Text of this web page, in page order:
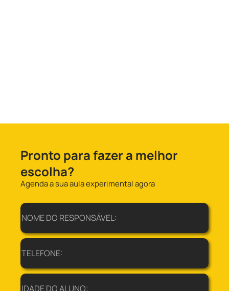
Pronto para fazer a melhor
escolha?
Agenda a sua aula experimental agora